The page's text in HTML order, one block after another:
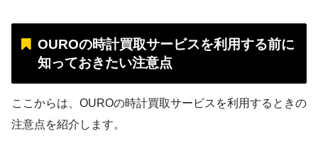
OUROの時計買取サービスを利用する前に
知っておきたい注意点
ここからは、OUROの時計買取サービスを利用するときの
注意点を紹介します。